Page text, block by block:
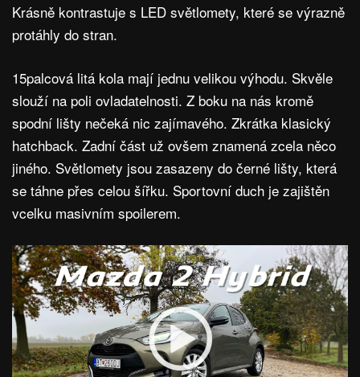
Krásně kontrastuje s LED světlomety, které se výrazně
protáhly do stran.
15palcová litá kola mají jednu velikou výhodu. Skvěle
slouží na poli ovladatelnosti. Z boku na nás kromě
spodní lišty nečeká nic zajímavého. Zkrátka klasický
hatchback. Zadní část už ovšem znamená zcela něco
jiného. Světlomety jsou zasazeny do černé lišty, která
se táhne přes celou šířku. Sportovní duch je zajištěn
vcelku masivním spoilerem.